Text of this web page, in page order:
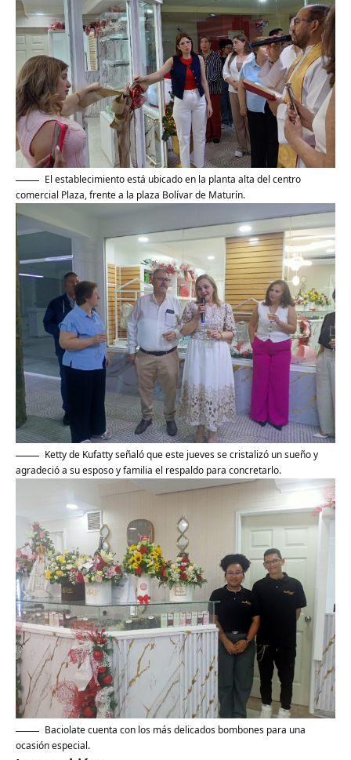
El establecimiento está ubicado en la planta alta del centro
comercial Plaza, frente a la plaza Bolívar de Maturín.
Ketty de Kufatty señaló que este jueves se cristalizó un sueño y
agradeció a su esposo y familia el respaldo para concretarlo.
Baciolate cuenta con los más delicados bombones para una
ocasión especial.